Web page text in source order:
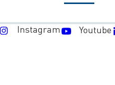
Instagram Youtube